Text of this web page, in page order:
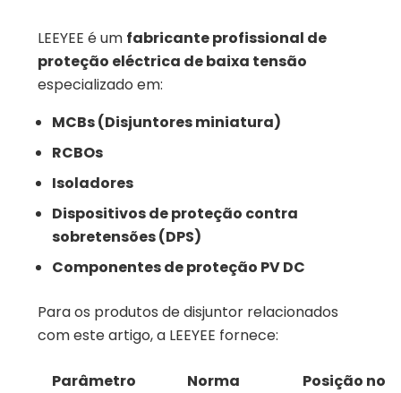
LEEYEE é um fabricante profissional de
proteção eléctrica de baixa tensão
especializado em:
MCBs (Disjuntores miniatura)
RCBOs
Isoladores
Dispositivos de proteção contra
sobretensões (DPS)
Componentes de proteção PV DC
Para os produtos de disjuntor relacionados
com este artigo, a LEEYEE fornece:
Parâmetro
Norma
Posição no